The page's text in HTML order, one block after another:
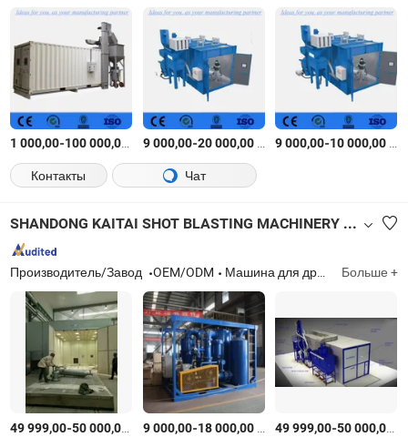
1 000,00-100 000,00 $ /Комплект
9 000,00-20 000,00$ /Комплект
9 000,00-10 000,00
/
Контакты
Чат
SHANDONG KAITAI SHOT BLASTING MACHINERY SHARE CO., LTD.
Производитель/Завод OEM/ODM Машина для дробеструйной обработки, стальная дробь и абразив Больше +
49 999,00-50 000,00 $ /Комплект
9 000,00-18 000,00$ /Комплект
49 999,00-50 000,00 $